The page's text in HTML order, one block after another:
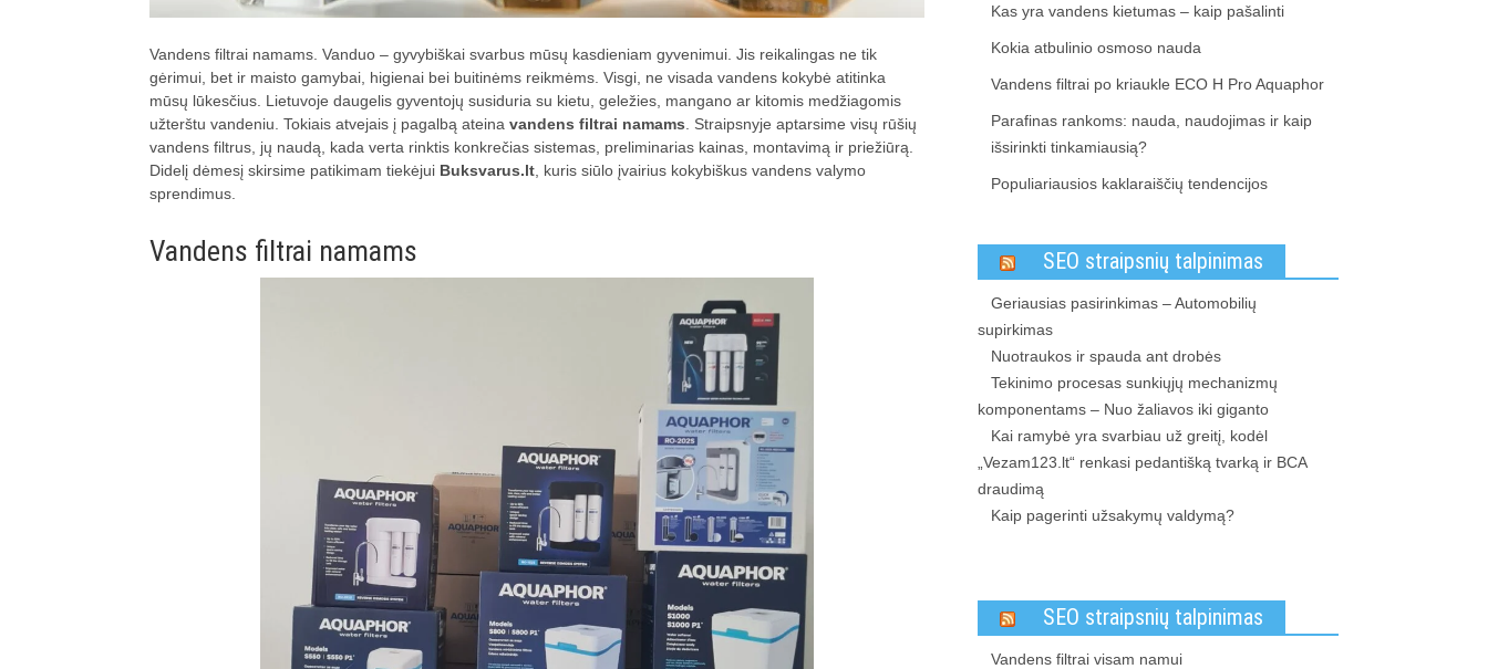
Vandens filtrai namams. Vanduo – gyvybiškai svarbus mūsų kasdieniam gyvenimui. Jis reikalingas ne tik
gėrimui, bet ir maisto gamybai, higienai bei buitinėms reikmėms. Visgi, ne visada vandens kokybė atitinka
mūsų lūkesčius. Lietuvoje daugelis gyventojų susiduria su kietu, geležies, mangano ar kitomis medžiagomis
užterštu vandeniu. Tokiais atvejais į pagalbą ateina vandens filtrai namams . Straipsnyje aptarsime visų rūšių
vandens filtrus, jų naudą, kada verta rinktis konkrečias sistemas, preliminarias kainas, montavimą ir priežiūrą.
Didelį dėmesį skirsime patikimam tiekėjui Buksvarus.lt , kuris siūlo įvairius kokybiškus vandens valymo
sprendimus.
Vandens filtrai namams
Kas yra vandens kietumas – kaip pašalinti
Kokia atbulinio osmoso nauda
Vandens filtrai po kriaukle ECO H Pro Aquaphor
Parafinas rankoms: nauda, naudojimas ir kaip
išsirinkti tinkamiausią?
Populiariausios kaklaraiščių tendencijos
SEO straipsnių talpinimas
Geriausias pasirinkimas – Automobilių
supirkimas
Nuotraukos ir spauda ant drobės
Tekinimo procesas sunkiųjų mechanizmų
komponentams – Nuo žaliavos iki giganto
Kai ramybė yra svarbiau už greitį, kodėl
„Vezam123.lt“ renkasi pedantišką tvarką ir BCA
draudimą
Kaip pagerinti užsakymų valdymą?
SEO straipsnių talpinimas
Vandens filtrai visam namui